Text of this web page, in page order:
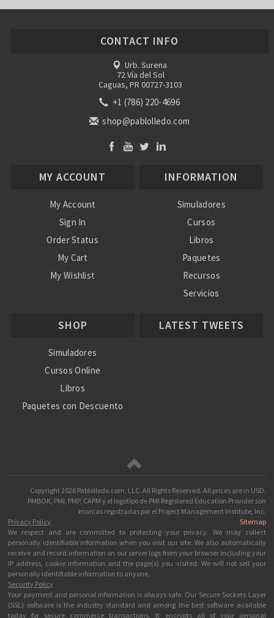
CONTACT INFO
Urb. Surena
72 Vía del Sol
Caguas, PR 00727-3103
+1 (786) 220-4696
shop@pablolledo.com
MY ACCOUNT
My Account
Sign In
Order Status
My Cart
My Wishlist
INFORMATION
Simuladores
Cursos
Libros
Paquetes
Recursos
Servicios
Ayuda
SHOP
Simuladores
Cursos Online
Libros
Paquetes con Descuento
LATEST TWEETS
Copyright2026 Pablolledo.com, LLC. All Rights Reserved.
PMBOK, PMI, PMP, CAPM y el logotipo de PMI Registered Education Provider son
marcas registradas por el Project Management Institute, Inc.
Privacy Policy
We respect and are committed to protecting your privacy. We may collect
personally identifiable information when you visit our site. We also automatically
receive and record information on our server logs from your browser including your
IP address, cookie information and the page(s) you visited. We will not sell your
personally identifiable information to anyone.
Security Policy
Your payment and personal information is always safe. Our Secure Sockets Layer
(SSL) software is the industry standard and among the best software available
today for secure commerce transactions. It encrypts all of your personal
All prices are in USD.
Sitemap